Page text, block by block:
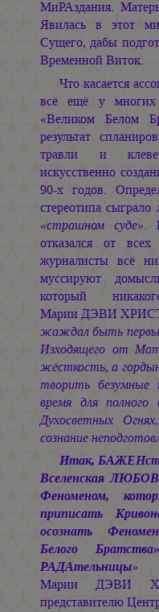
МиРАздания.
Явилась в этот
Сущего, дабы
Временной Виток.
Что касается
всё ещё у
«Великом Белом
результат
травли и
искусственно
90-х годов.
стереотипа
«страшном суде».
отказался от
журналисты всё
муссируют
который
Марии ДЭВИ
жаждал быть
Изходящего от
жёсткость, а
творить безумные
время для
Духосветных
сознание
Итак,
Вселенская
Феноменом,
приписать
осознать
Белого
РАДАтельницы»
Марии ДЭВИ
представителю